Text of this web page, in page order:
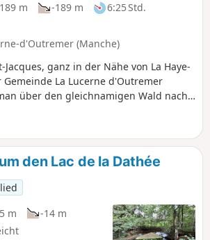
m -189 m
6:25 Std.
d'Outremer (Manche)
ganz in der Nähe von La Haye-
Gemeinde La Lucerne d'Outremer
über den gleichnamigen Wald nach
sich durch die Bocage-Landschaft
um schließlich den Parkplatz
Gelände des ehemaligen Bahnhofs
den Lac de la Dathée
m
-14 m